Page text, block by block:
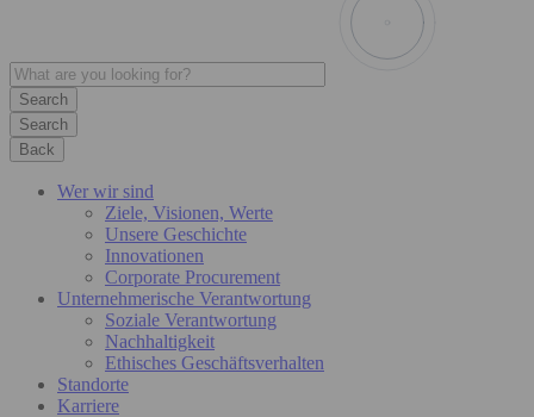
Search
Back
Wer wir sind
Ziele, Visionen, Werte
Unsere Geschichte
Innovationen
Corporate Procurement
Unternehmerische Verantwortung
Soziale Verantwortung
Nachhaltigkeit
Ethisches Geschäftsverhalten
Standorte
Karriere